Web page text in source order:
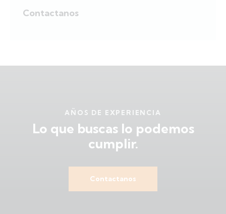
Contactanos
AÑOS DE EXPERIENCIA
Lo que buscas lo podemos
cumplir.
Contactanos